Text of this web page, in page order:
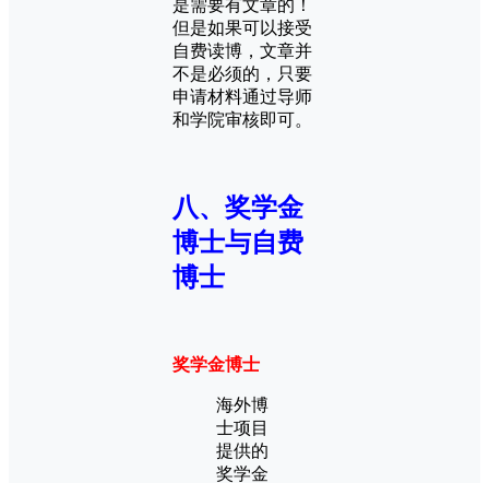
是需要有文章的！
但是如果可以接受
自费读博，文章并
不是必须的，只要
申请材料通过导师
和学院审核即可。
八、奖学金
博士与自费
博士
奖学金博士
海外博
士项目
提供的
奖学金